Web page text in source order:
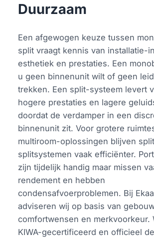
Duurzaam
Een afgewogen keuze tussen
split vraagt kennis van installatie-
esthetiek en prestaties. Een
u geen binnenunit wilt of geen
trekken. Een split-systeem levert
hogere prestaties en lagere
doordat de verdamper in een
binnenunit zit. Voor grotere
multiroom-oplossingen blijven
splitsystemen vaak efficiënter.
zijn tijdelijk handig maar missen
rendement en hebben
condensafvoerproblemen. Bij
adviseren wij op basis van
comfortwensen en merkvoorkeur.
KIWA-gecertificeerd en officieel